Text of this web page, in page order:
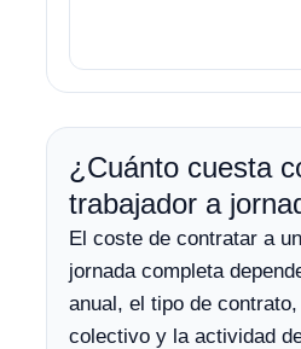
¿Cuánto cuesta
trabajador a
El coste de contratar a
jornada completa
anual, el tipo de
colectivo y la actividad